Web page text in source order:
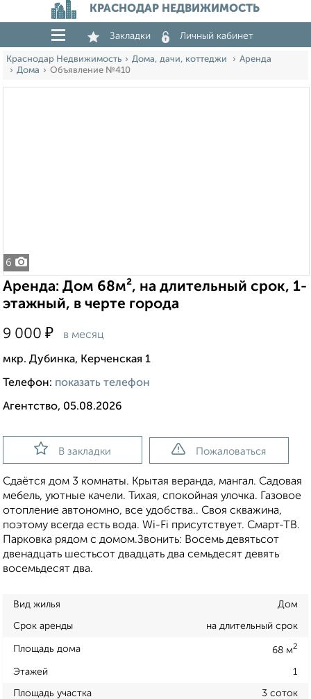
КРАСНОДАР НЕДВИЖИМОСТЬ
Закладки Личный кабинет
Краснодар Недвижимость Дома, дачи, коттеджи
Аренда
Дома
Объявление №410
6
Аренда: Дом 68м², на длительный срок, 1-
этажный, в черте города
9 000 ₽ в месяц
мкр. Дубинка, Керченская 1
Телефон: показать телефон
Агентство, 05.08.2026
В закладки Пожаловаться
Сдаётся дом 3 комнаты. Крытая веранда, мангал. Садовая
мебель, уютные качели. Тихая, спокойная улочка. Газовое
отопление автономно, все удобства.. Своя скважина,
поэтому всегда есть вода. Wi-Fi присутствует. Смарт-ТВ.
Парковка рядом с домом.Звонить: Восемь девятьсот
двенадцать шестьсот двадцать два семьдесят девять
восемьдесят два.
Вид жилья Дом
Срок аренды на длительный срок
Площадь дома 68 м2
Этажей 1
Площадь участка 3 соток